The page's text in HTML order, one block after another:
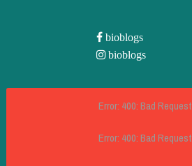
bioblogs
bioblogs
Error: 400: Bad Request
Error: 400: Bad Request